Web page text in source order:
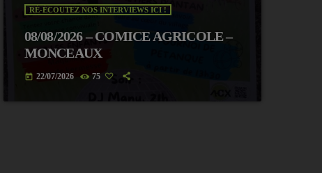
RÉ-ÉCOUTEZ NOS INTERVIEWS ICI !
08/08/2026 – COMICE AGRICOLE –
MONCEAUX
today 22/07/2026 75